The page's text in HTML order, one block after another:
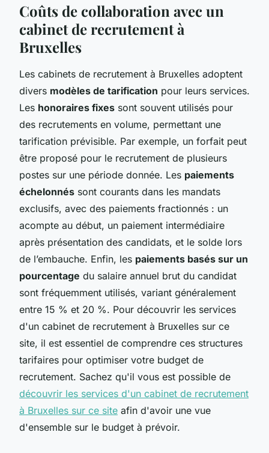
Coûts de collaboration avec un
cabinet de recrutement à
Bruxelles
Les cabinets de recrutement à Bruxelles adoptent
divers modèles de tarification pour leurs services.
Les honoraires fixes sont souvent utilisés pour
des recrutements en volume, permettant une
tarification prévisible. Par exemple, un forfait peut
être proposé pour le recrutement de plusieurs
postes sur une période donnée. Les paiements
échelonnés sont courants dans les mandats
exclusifs, avec des paiements fractionnés : un
acompte au début, un paiement intermédiaire
après présentation des candidats, et le solde lors
de l’embauche. Enfin, les paiements basés sur un
pourcentage du salaire annuel brut du candidat
sont fréquemment utilisés, variant généralement
entre 15 % et 20 %. Pour découvrir les services
d'un cabinet de recrutement à Bruxelles sur ce
site, il est essentiel de comprendre ces structures
tarifaires pour optimiser votre budget de
recrutement. Sachez qu'il vous est possible de
découvrir les services d'un cabinet de recrutement
à Bruxelles sur ce site afin d'avoir une vue
d'ensemble sur le budget à prévoir.